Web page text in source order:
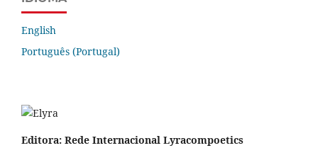
English
Português (Portugal)
Editora: Rede Internacional Lyracompoetics